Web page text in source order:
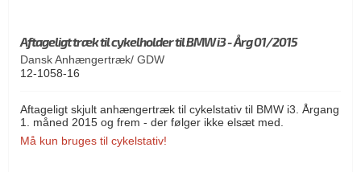
Aftageligt træk til cykelholder til BMW i3 - Årg 01/2015
Dansk Anhængertræk/ GDW
12-1058-16
Aftageligt skjult anhængertræk til cykelstativ til BMW i3. Årgang
1. måned 2015 og frem - der følger ikke elsæt med.
Må kun bruges til cykelstativ!